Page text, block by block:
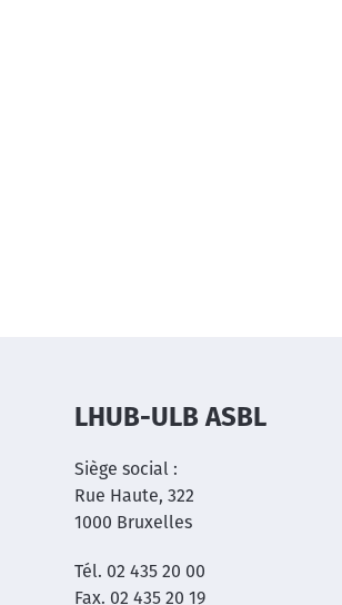
LHUB-ULB ASBL
Siège social :
Rue Haute, 322
1000 Bruxelles
Tél. 02 435 20 00
Fax. 02 435 20 19